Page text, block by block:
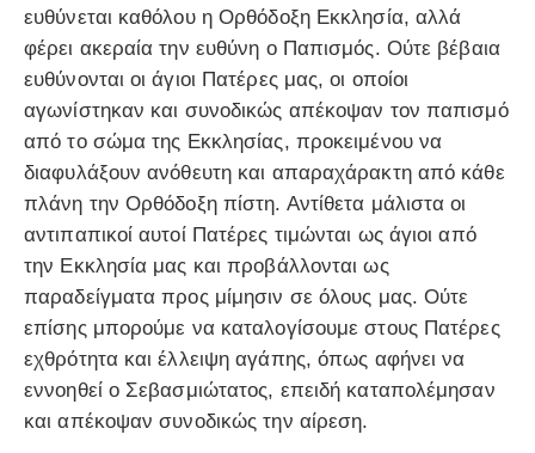
ευθύνεται καθόλου η Ορθόδοξη Εκκλησία, αλλά
φέρει ακεραία την ευθύνη ο Παπισμός. Ούτε βέβαια
ευθύνονται οι άγιοι Πατέρες μας, οι οποίοι
αγωνίστηκαν και συνοδικώς απέκοψαν τον παπισμό
από το σώμα της Εκκλησίας, προκειμένου να
διαφυλάξουν ανόθευτη και απαραχάρακτη από κάθε
πλάνη την Ορθόδοξη πίστη. Αντίθετα μάλιστα οι
αντιπαπικοί αυτοί Πατέρες τιμώνται ως άγιοι από
την Εκκλησία μας και προβάλλονται ως
παραδείγματα προς μίμησιν σε όλους μας. Ούτε
επίσης μπορούμε να καταλογίσουμε στους Πατέρες
εχθρότητα και έλλειψη αγάπης, όπως αφήνει να
εννοηθεί ο Σεβασμιώτατος, επειδή καταπολέμησαν
και απέκοψαν συνοδικώς την αίρεση.